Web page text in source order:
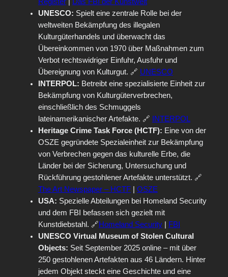
UNESCO: Spielt eine zentrale Rolle bei der
weltweiten Bekämpfung des illegalen
Kulturgüterhandels und überwacht das
Übereinkommen von 1970 über Maßnahmen zum
Verbot rechtswidriger Einfuhr, Ausfuhr und
Übereignung von Kulturgut. 🔗 UNESCO
INTERPOL: Betreibt eine spezialisierte Einheit zur
Bekämpfung von Kulturgüterverbrechen,
einschließlich des Schmuggels
lateinamerikanischer Artefakte. 🔗
INTERPOL
Heritage Crime Task Force (HCTF): Eine von der
OSZE gegründete Spezialeinheit zur Bekämpfung
von Verbrechen gegen das kulturelle Erbe, die
Länder bei der Sicherung, Untersuchung und
Rückführung gestohlener Artefakte unterstützt. 🔗
The Art Newspaper – HCTF| OSZE
USA: Spezielle Abteilungen bei Homeland Security
und dem FBI befassen sich gezielt mit
Kunstdiebstahl. 🔗Homeland Security|
FBI
UNESCO Virtual Museum of Stolen Cultural
Objects: Seit September 2025 online – mit über
250 gestohlenen Artefakten aus 46 Ländern. Hinter
jedem Objekt steckt eine Geschichte und eine